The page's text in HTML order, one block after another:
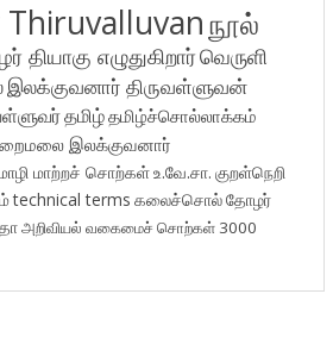
நூல்
தியாகு எழுதுகிறார்வெருளி
இலக்குவனார் திருவள்ளுவன்
தமிழ்தமிழ்ச்சொல்லாக்கம்
இலக்குவனார்
மாற்றச் சொற்கள்உ.வே.சா. குறள்நெறி
technical terms கலைச்சொல்தோழர்
அறிவியல் வகைமைச் சொற்கள் 3000